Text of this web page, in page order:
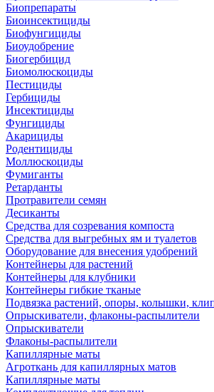
Биопрепараты
Биоинсектициды
Биофунгициды
Биоудобрение
Биогербицид
Биомолюскоциды
Пестициды
Гербициды
Инсектициды
Фунгициды
Акарициды
Родентициды
Моллюскоциды
Фумиганты
Ретарданты
Протравители семян
Десиканты
Средства для созревания компоста
Средства для выгребных ям и туалетов
Оборудование для внесения удобрений
Контейнеры для растений
Контейнеры для клубники
Контейнеры гибкие тканые
Подвязка растений, опоры, колышки,
Опрыскиватели, флаконы-распылители
Опрыскиватели
Флаконы-распылители
Капиллярные маты
Агроткань для капиллярных матов
Капиллярные маты